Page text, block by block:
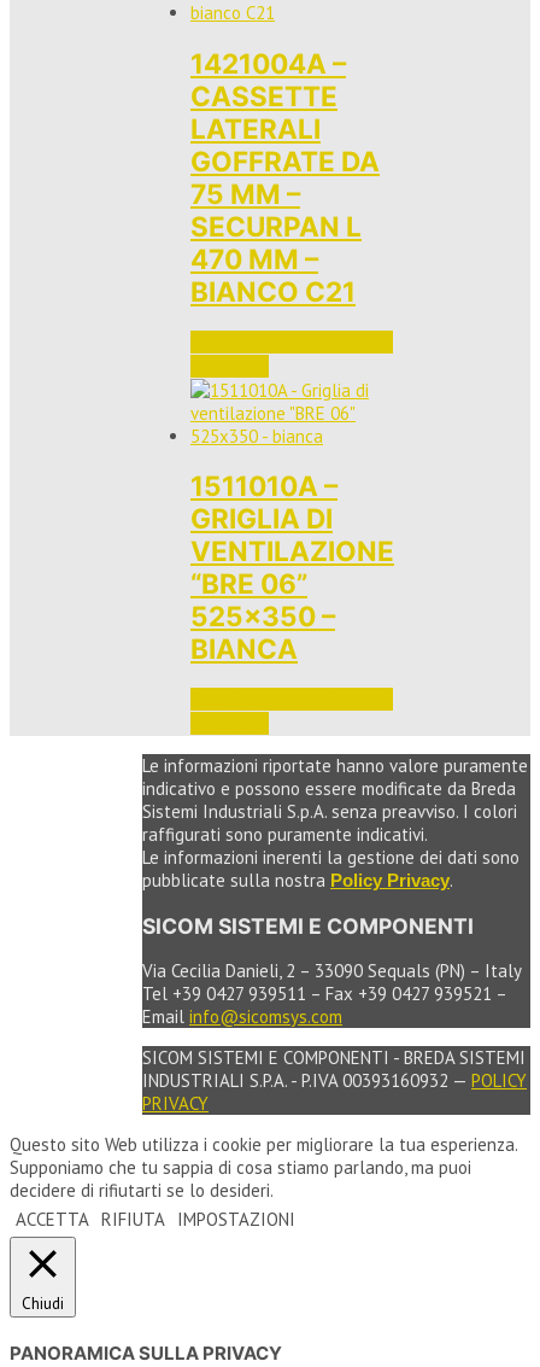
1421004A –
CASSETTE
LATERALI
GOFFRATE DA
75 MM –
SECURPAN L
470 MM –
BIANCO C21
1511010A –
GRIGLIA DI
VENTILAZIONE
“BRE 06”
525×350 –
BIANCA
Le informazioni riportate hanno valore puramente
indicativo e possono essere modificate da Breda
Sistemi Industriali S.p.A. senza preavviso. I colori
raffigurati sono puramente indicativi.
Le informazioni inerenti la gestione dei dati sono
pubblicate sulla nostra Policy Privacy.
SICOM SISTEMI E COMPONENTI
Via Cecilia Danieli, 2 – 33090 Sequals (PN) – Italy
Tel +39 0427 939511 – Fax +39 0427 939521 –
Email info@sicomsys.com
SICOM SISTEMI E COMPONENTI - BREDA SISTEMI
INDUSTRIALI S.P.A. - P.IVA 00393160932 — POLICY
PRIVACY
Questo sito Web utilizza i cookie per migliorare la tua esperienza.
Supponiamo che tu sappia di cosa stiamo parlando, ma puoi
decidere di rifiutarti se lo desideri.
ACCETTA RIFIUTA IMPOSTAZIONI
Chiudi
PANORAMICA SULLA PRIVACY